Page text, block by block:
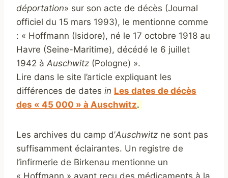
déportation» sur son acte de décès (Journal
officiel du 15 mars 1993), le mentionne comme
: « Hoffmann (Isidore), né le 17 octobre 1918 au
Havre (Seine-Maritime), décédé le 6 juillet
1942 à Auschwitz (Pologne) ».
Lire dans le site l’article expliquant les
différences de dates in Les dates de décès
des « 45 000 » à Auschwitz.
Les archives du camp d’Auschwitz ne sont pas
suffisamment éclairantes. Un registre de
l’infirmerie de Birkenau mentionne un
« Hoffmann » ayant reçu des médicaments à la